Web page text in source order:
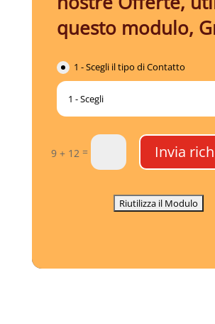
questo modulo,
1 - Scegli il tipo di Contatto
9 + 12 = Invia